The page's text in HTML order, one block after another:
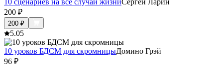
10 сценариев на все случаи жизниСергей Ларин
200 ₽
200 ₽
5.05
10 уроков БДСМ для скромницыДомино Грэй
96 ₽